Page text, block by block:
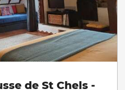
de St Chels -